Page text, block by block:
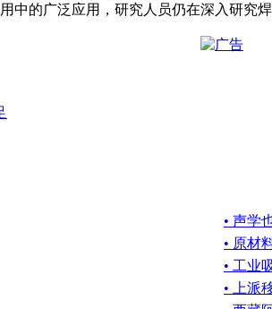
中的广泛应用，研究人员仍在深入研究
• 声学
• 原材
• 工业
• 上派